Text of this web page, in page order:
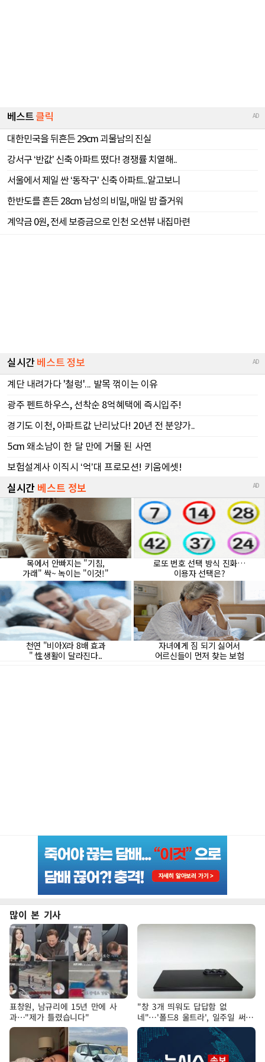
많이 본 기사
표창원, 남규리에 15년 만에 사
과…"제가 틀렸습니다"
"창 3개 띄워도 답답함 없
네"…'폴드8 울트라', 일주일 써보
니